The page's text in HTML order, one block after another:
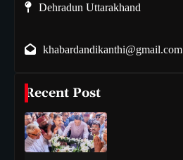
Dehradun Uttarakhand
khabardandikanthi@gmail.com
Recent Post